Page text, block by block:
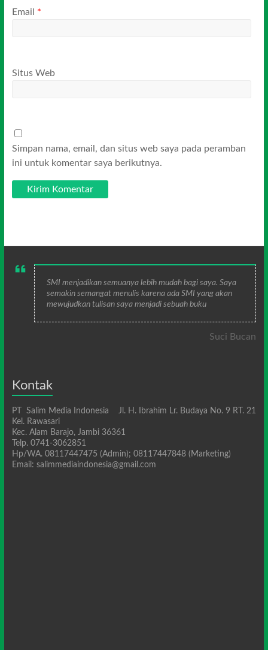
Email *
Situs Web
Simpan nama, email, dan situs web saya pada peramban
ini untuk komentar saya berikutnya.
SMI menjadikan semuanya lebih mudah bagi saya. Saya
semakin semangat menulis karena ada SMI yang akan
mewujudkan tulisan saya menjadi sebuah buku
Suci Bucan
Kontak
PT Salim Media Indonesia Jl. H. Ibrahim Lr. Budaya No. 9 RT. 21
Kel. Rawasari
Kec. Alam Barajo, Jambi 36361
Telp. 0741-3062851
Hp/WA. 08117447475 (Admin); 08117447848 (Marketing)
Email: salimmediaindonesia@gmail.com